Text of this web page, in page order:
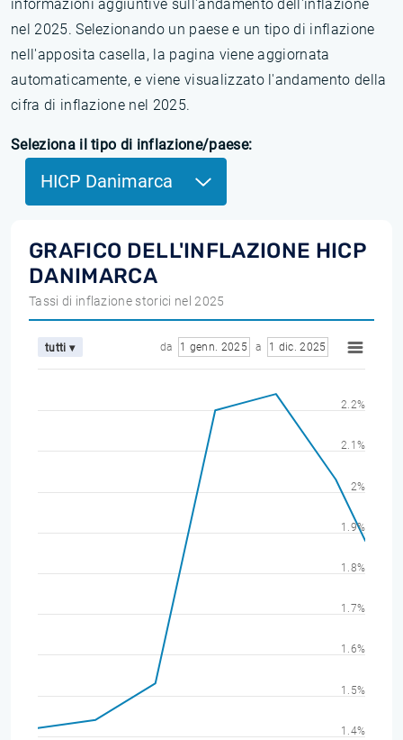
informazioni aggiuntive sull'andamento dell'inflazione
nel 2025. Selezionando un paese e un tipo di inflazione
nell'apposita casella, la pagina viene aggiornata
automaticamente, e viene visualizzato l'andamento della
cifra di inflazione nel 2025.
Seleziona il tipo di inflazione/paese:
HICP Danimarca
GRAFICO DELL'INFLAZIONE HICP
DANIMARCA
Tassi di inflazione storici nel 2025
tutti ▾ da 1 genn. 2025 a 1 dic. 2025
1.4%
1.5%
1.6%
1.7%
1.8%
1.9%
2%
2.1%
2.2%